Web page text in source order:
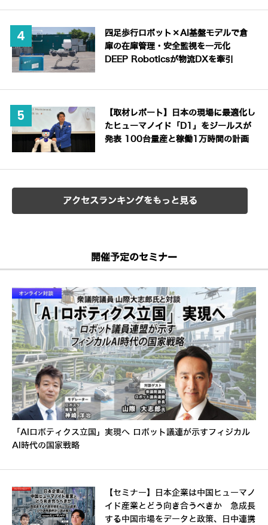
四足歩行ロボット×AI基盤モデルで倉
庫の在庫管理・安全監視を一元化
DEEP Roboticsが物流DXを牽引
【取材レポート】日本の現場に最適化し
たヒューマノイド「D1」をジールスが
発表 100台量産と稼働1万時間の計画
アクセスランキングをもっと見る
開催予定のセミナー
「AIロボティクス立国」実現へ ロボット議連が示すフィジカル
AI時代の国家戦略
【セミナー】日本企業は中国ヒューマノ
イド産業とどう向き合うべきか 急成長
する中国市場をデータと政策、日中連携